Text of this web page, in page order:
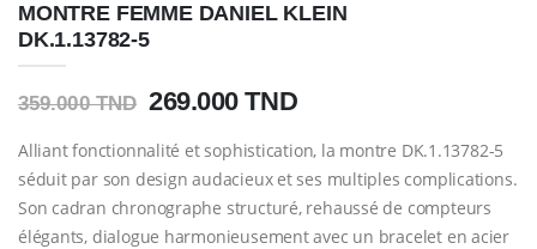
MONTRE FEMME DANIEL KLEIN
DK.1.13782-5
359.000 TND 269.000 TND
Alliant fonctionnalité et sophistication, la montre DK.1.13782-5
séduit par son design audacieux et ses multiples complications.
Son cadran chronographe structuré, rehaussé de compteurs
élégants, dialogue harmonieusement avec un bracelet en acier